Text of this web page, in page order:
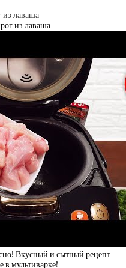
из лаваша
Вкусный и сытный рецепт
в мультиварке!